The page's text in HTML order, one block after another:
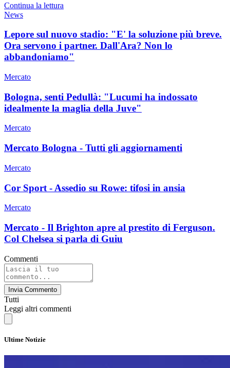
Continua la lettura
News
Lepore sul nuovo stadio: "E' la soluzione più breve.
Ora servono i partner. Dall'Ara? Non lo
abbandoniamo"
Mercato
Bologna, senti Pedullà: "Lucumi ha indossato
idealmente la maglia della Juve"
Mercato
Mercato Bologna - Tutti gli aggiornamenti
Mercato
Cor Sport - Assedio su Rowe: tifosi in ansia
Mercato
Mercato - Il Brighton apre al prestito di Ferguson.
Col Chelsea si parla di Guiu
Commenti
Invia Commento
Tutti
Leggi altri commenti
Ultime Notizie